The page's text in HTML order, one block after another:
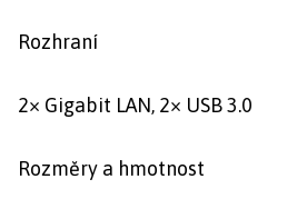
Rozhraní
2× Gigabit LAN, 2× USB 3.0
Rozměry a hmotnost